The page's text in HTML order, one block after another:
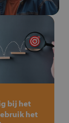
bij het
het